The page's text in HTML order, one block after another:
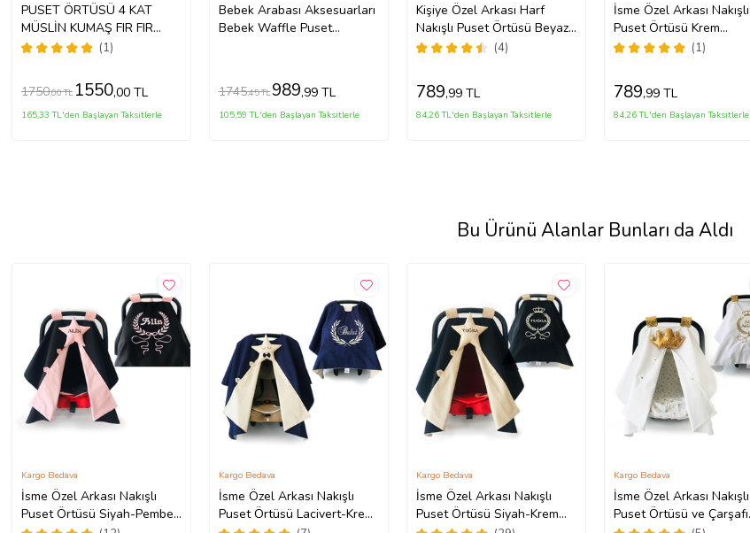
PUSET ÖRTÜSÜ 4 KAT
MÜSLİN KUMAŞ FIR FIR
DETAYLI (Standart)
(1)
1750,00 TL 1550,00 TL
165,33 TL'den Başlayan Taksitlerle
Bebek Arabası Aksesuarları
Bebek Waffle Puset
1745,45 TL 989,99 TL
105,59 TL'den Başlayan Taksitlerle
Kişiye Özel Arkası Harf
Nakışlı Puset Örtüsü Beyaz-
Gold (Standart)
(4)
789,99 TL
84,26 TL'den Başlayan Taksitlerle
İsme Özel Arkası Nakışlı
Puset Örtüsü Krem
(Standart)
(1)
789,99 TL
84,26 TL'den Başlayan Taksitlerle
Bu Ürünü Alanlar Bunları da Aldı
İsme Özel Arkası Nakışlı
Puset Örtüsü Siyah-Pembe
Kargo Bedava
İsme Özel Arkası Nakışlı
Puset Örtüsü Lacivert-Krem
Kargo Bedava
İsme Özel Arkası Nakışlı
Puset Örtüsü Siyah-Krem
Kargo Bedava
İsme Özel Arkası Nakışlı
Puset Örtüsü ve Çarşafı
Kargo Bedava